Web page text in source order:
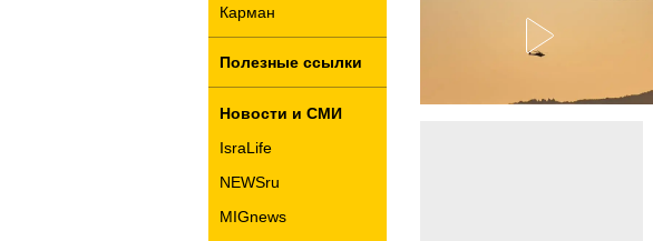
Карман
Полезные ссылки
Новости и СМИ
IsraLife
NEWSru
MIGnews